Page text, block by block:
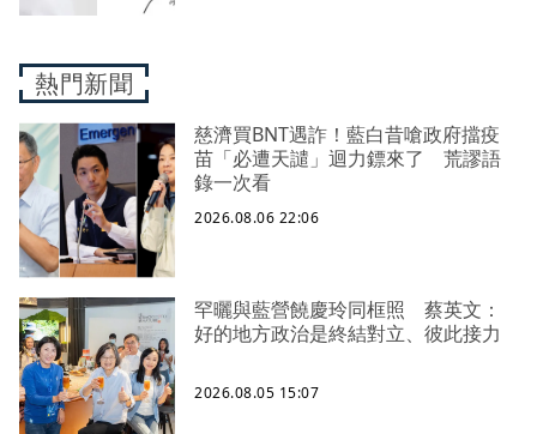
熱門新聞
慈濟買BNT遇詐！藍白昔嗆政府擋疫
苗「必遭天譴」迴力鏢來了 荒謬語
錄一次看
2026.08.06 22:06
罕曬與藍營饒慶玲同框照 蔡英文：
好的地方政治是終結對立、彼此接力
2026.08.05 15:07